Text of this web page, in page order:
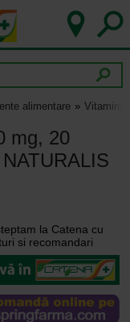
alimentare Vitamina
mg, 20
la Catena cu
si recomandari